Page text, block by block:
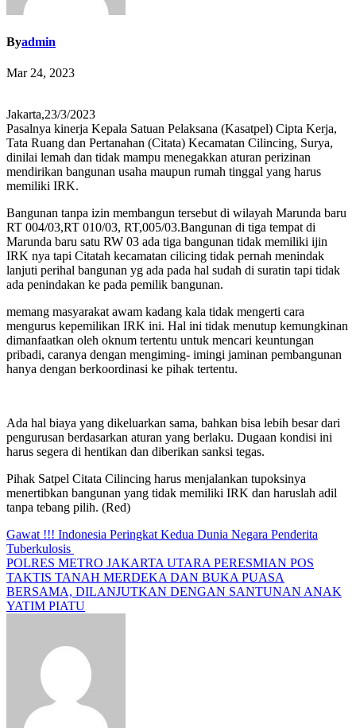
Byadmin
Mar 24, 2023
Jakarta,23/3/2023
Pasalnya kinerja Kepala Satuan Pelaksana (Kasatpel) Cipta Kerja,
Tata Ruang dan Pertanahan (Citata) Kecamatan Cilincing, Surya,
dinilai lemah dan tidak mampu menegakkan aturan perizinan
mendirikan bangunan usaha maupun rumah tinggal yang harus
memiliki IRK.
Bangunan tanpa izin membangun tersebut di wilayah Marunda baru
RT 004/03,RT 010/03, RT,005/03.Bangunan di tiga tempat di
Marunda baru satu RW 03 ada tiga bangunan tidak memiliki ijin
IRK nya tapi Citatah kecamatan cilicing tidak pernah menindak
lanjuti perihal bangunan yg ada pada hal sudah di suratin tapi tidak
ada penindakan ke pada pemilik bangunan.
memang masyarakat awam kadang kala tidak mengerti cara
mengurus kepemilikan IRK ini. Hal ini tidak menutup kemungkinan
dimanfaatkan oleh oknum tertentu untuk mencari keuntungan
pribadi, caranya dengan mengiming- imingi jaminan pembangunan
hanya dengan berkoordinasi ke pihak tertentu.
Ada hal biaya yang dikeluarkan sama, bahkan bisa lebih besar dari
pengurusan berdasarkan aturan yang berlaku. Dugaan kondisi ini
harus segera di hentikan dan diberikan sanksi tegas.
Pihak Satpel Citata Cilincing harus menjalankan tupoksinya
menertibkan bangunan yang tidak memiliki IRK dan haruslah adil
tanpa tebang pilih. (Red)
Navigasi
pos
Gawat !!! Indonesia Peringkat Kedua Dunia Negara Penderita
Tuberkulosis
POLRES METRO JAKARTA UTARA PERESMIAN POS
TAKTIS TANAH MERDEKA DAN BUKA PUASA
BERSAMA, DILANJUTKAN DENGAN SANTUNAN ANAK
YATIM PIATU